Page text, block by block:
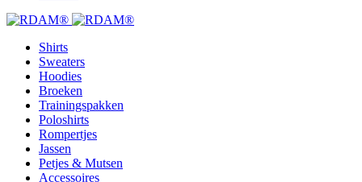
Shirts
Sweaters
Hoodies
Broeken
Trainingspakken
Poloshirts
Rompertjes
Jassen
Petjes & Mutsen
Accessoires